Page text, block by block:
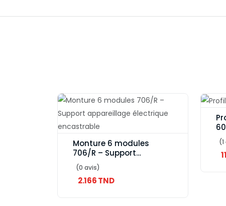
Monture 6 modules
706/R – Support
appareillage électrique
encastrable
(0 avis)
2.166 TND